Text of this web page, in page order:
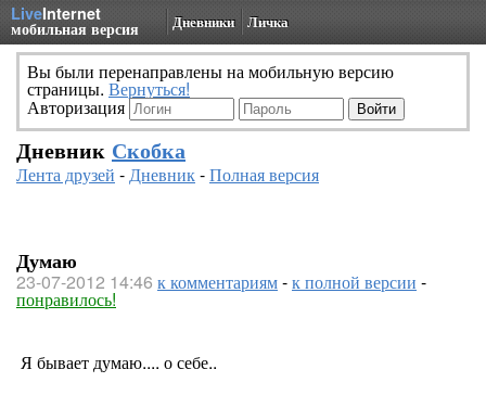
LiveInternet
мобильная версия Дневники Личка
Вы были перенаправлены на мобильную версию
страницы. Вернуться!
Авторизация
Дневник Скобка
Лента друзей -Дневник-Полная версия
Думаю
23-07-2012 14:46 к комментариям-к полной версии -
понравилось!
Я бывает думаю.... о себе..